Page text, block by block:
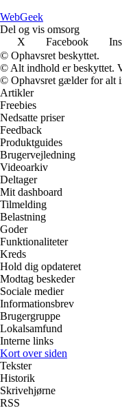
WebGeek
Del og vis omsorg
X
Facebook
© Ophavsret beskyttet.
© Alt indhold er beskyttet.
© Ophavsret gælder for alt
Artikler
Freebies
Nedsatte priser
Feedback
Produktguides
Brugervejledning
Videoarkiv
Deltager
Mit dashboard
Tilmelding
Belastning
Goder
Funktionaliteter
Kreds
Hold dig opdateret
Modtag beskeder
Sociale medier
Informationsbrev
Brugergruppe
Lokalsamfund
Interne links
Kort over siden
Tekster
Historik
Skrivehjørne
RSS